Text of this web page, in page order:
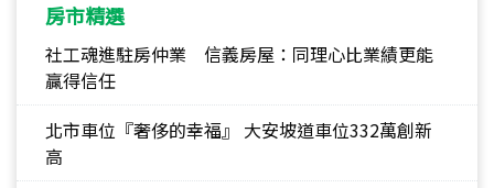
房市精選
社工魂進駐房仲業 信義房屋：同理心比業績更能
贏得信任
北市車位『奢侈的幸福』 大安坡道車位332萬創新
高